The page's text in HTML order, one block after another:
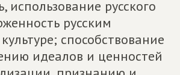
использование русского
русским
способствование
идеалов и ценностей